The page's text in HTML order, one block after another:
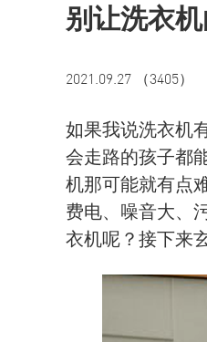
别让洗衣
2021.09.27 （3405）
如果我说洗衣机
会走路的孩子都
机那可能就有点
费电、噪音大、
衣机呢？接下来